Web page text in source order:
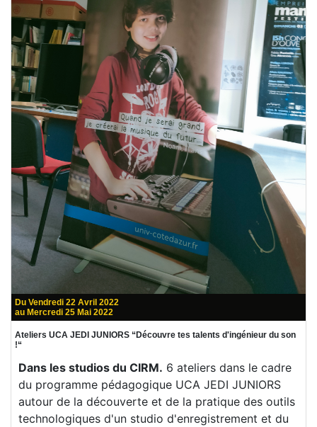
Du Vendredi 22 Avril 2022
au Mercredi 25 Mai 2022
Ateliers UCA JEDI JUNIORS “Découvre tes talents d'ingénieur du son
!“
Dans les studios du CIRM. 6 ateliers dans le cadre
du programme pédagogique UCA JEDI JUNIORS
autour de la découverte et de la pratique des outils
technologiques d'un studio d'enregistrement et du